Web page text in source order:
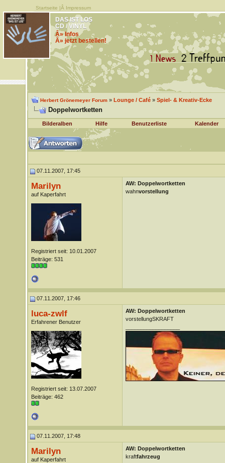
Startseite |Â Impressum
DAS IST LOS
CD / VINYL
Â» Infos
Â» jetzt bestellen!
Herbert Grönemeyer Forum» Lounge / Café» Spiel- & Kreativ-Ecke
Doppelwortketten
Bilderalben Hilfe Benutzerliste Kalender
07.11.2007, 17:45
Marilyn
auf Kaperfahrt
Registriert seit: 10.01.2007
Beiträge: 531
AW: Doppelwortketten
wahnvorstellung
07.11.2007, 17:46
luca-zwlf
Erfahrener Benutzer
Registriert seit: 13.07.2007
Beiträge: 462
AW: Doppelwortketten
vorstellungSKRAFT
07.11.2007, 17:48
Marilyn
auf Kaperfahrt
AW: Doppelwortketten
kraftfahrzeug